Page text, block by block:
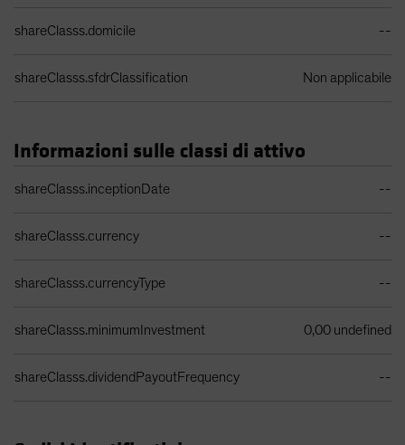
shareClasss.domicile --
shareClasss.sfdrClassification Non applicabile
Informazioni sulle classi di attivo
shareClasss.inceptionDate --
shareClasss.currency --
shareClasss.currencyType --
shareClasss.minimumInvestment 0,00 undefined
shareClasss.dividendPayoutFrequency --